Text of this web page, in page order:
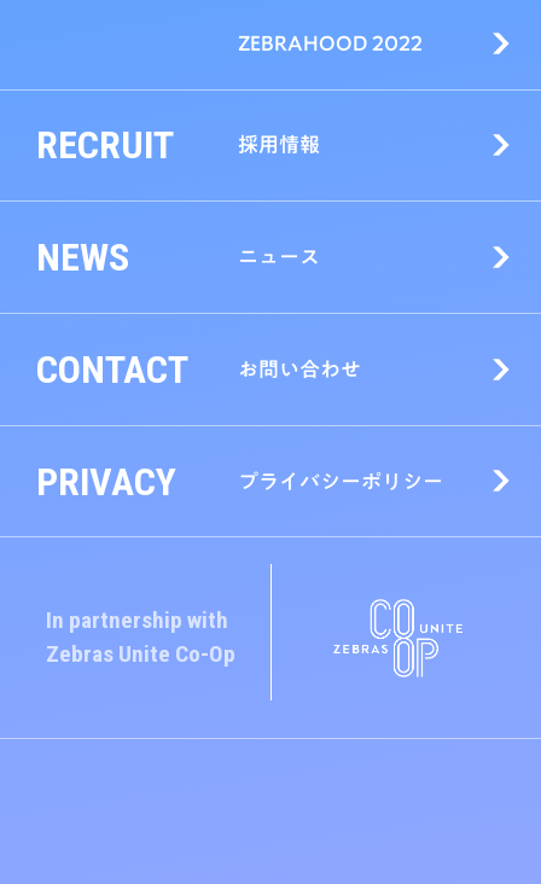
ZEBRAHOOD 2022
RECRUIT 採用情報
NEWS ニュース
CONTACT お問い合わせ
PRIVACY プライバシーポリシー
In partnership with
Zebras Unite Co-Op